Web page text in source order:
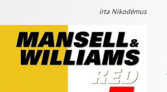
írta Nikodémus